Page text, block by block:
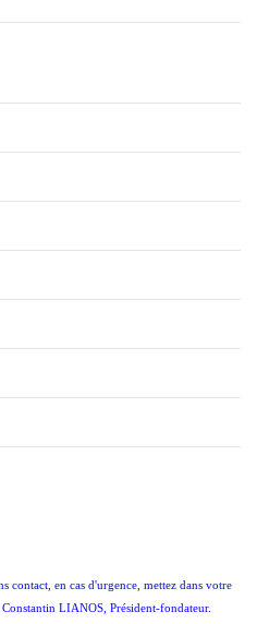
contact, en cas d'urgence, mettez dans votre
LIANOS, Président-fondateur.